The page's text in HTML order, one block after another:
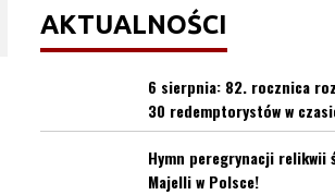
AKTUALNOŚCI
6 sierpnia: 82. rocznica
30 redemptorystów w
Hymn peregrynacji relikwii
Majelli w Polsce!